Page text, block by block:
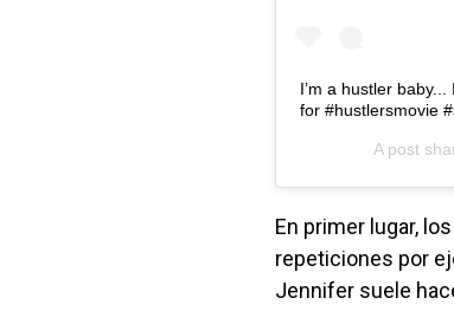
I’m a hustler
for #hustlersmovie
A post
En primer lugar,
repeticiones por
Jennifer suele